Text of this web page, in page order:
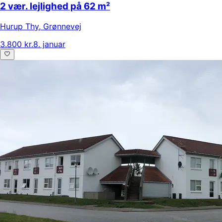
2 vær. lejlighed på 62 m²
Hurup Thy, Grønnevej
3.800 kr.8. januar